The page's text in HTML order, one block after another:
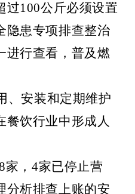
过100公斤必须设置
隐患专项排查整治
进行查看，普及燃
、安装和定期维护
餐饮行业中形成人
家，4家已停止营
分析排查上账的安